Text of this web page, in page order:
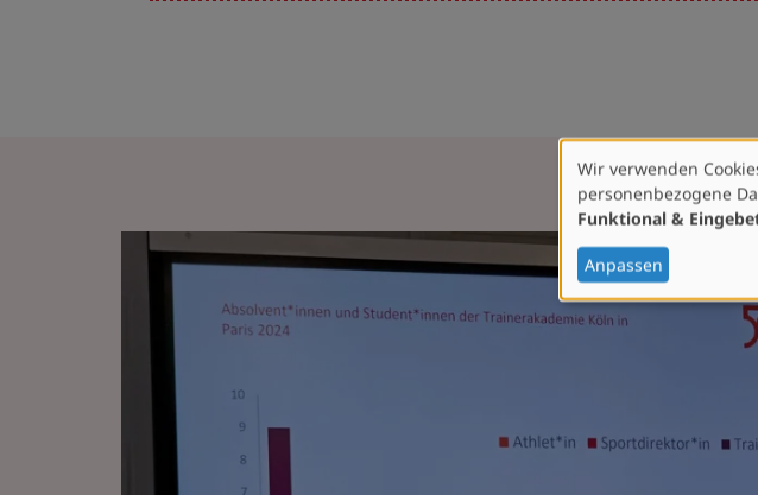
Verwendung
von
personenbezogenen
Daten
und
Cookies
Wir verwenden
personenbezogene
Funktional &
Anpassen